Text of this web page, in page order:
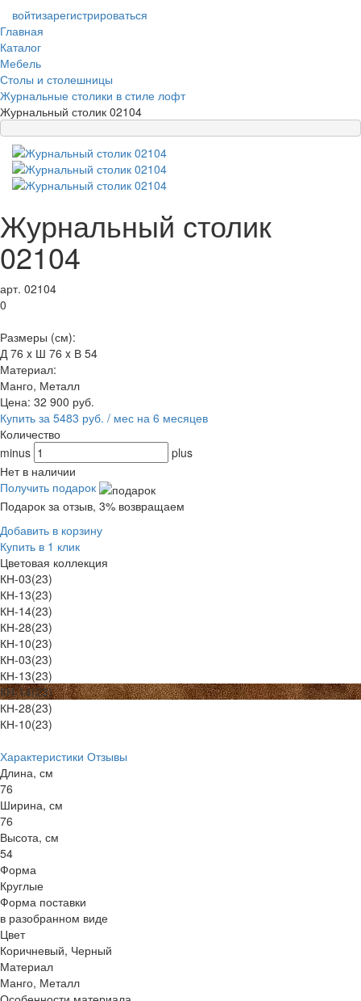
войтизарегистрироваться
Главная
Каталог
Мебель
Столы и столешницы
Журнальные столики в стиле лофт
Журнальный столик 02104
Журнальный столик
02104
арт. 02104
0
Размеры (см):
Д 76 x Ш 76 x В 54
Материал:
Манго, Металл
Цена: 32 900 руб.
Купить за 5483 руб. / мес на 6 месяцев
Количество
minus
plus
Нет в наличии
Получить подарок
Подарок за отзыв, 3% возвращаем
Добавить в корзину
Купить в 1 клик
Цветовая коллекция
КН-03(23)
КН-13(23)
КН-14(23)
КН-28(23)
КН-10(23)
КН-03(23)
КН-13(23)
КН-14(23)
КН-28(23)
КН-10(23)
Характеристики Отзывы
Длина, см
76
Ширина, см
76
Высота, см
54
Форма
Круглые
Форма поставки
в разобранном виде
Цвет
Коричневый, Черный
Материал
Манго, Металл